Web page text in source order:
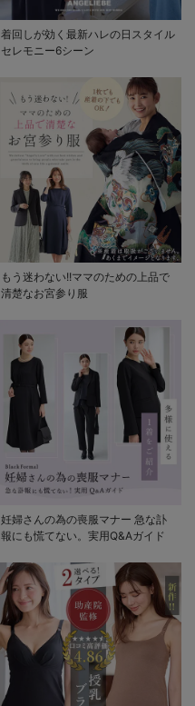
着回しが効く最新ハレの日スタイル
セレモニー6シーン
もう迷わない!!ママのための上品で
清楚なお宮参り服
妊婦さんの為の喪服マナー 急な訃
報にも慌てない。実用Q&Aガイド